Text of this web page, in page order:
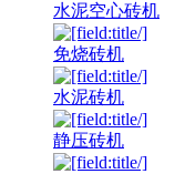
水泥空心砖机
免烧砖机
水泥砖机
静压砖机